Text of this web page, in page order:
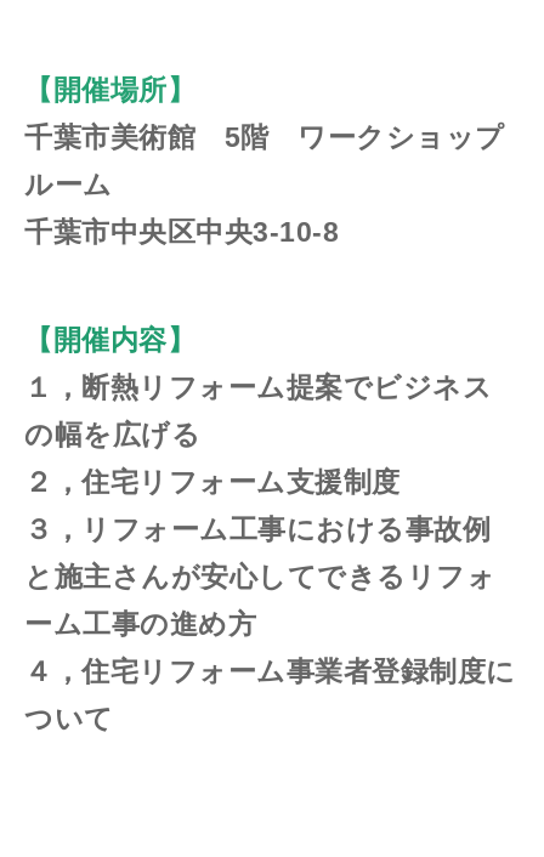
【開催場所】
千葉市美術館 5階 ワークショップ
ルーム
千葉市中央区中央3-10-8
【開催内容】
１，断熱リフォーム提案でビジネス
の幅を広げる
２，住宅リフォーム支援制度
３，リフォーム工事における事故例
と施主さんが安心してできるリフォ
ーム工事の進め方
４，住宅リフォーム事業者登録制度に
ついて